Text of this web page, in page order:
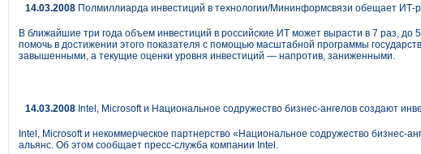
14.03.2008 Полмиллиарда инвестиций в технологии/Мининформсвязи обещает ИТ-
В ближайшие три года объем инвестиций в российские ИТ может вырасти в 7 раз,
помочь в достижении этого показателя с помощью масштабной программы
завышенными, а текущие оценки уровня инвестиций — напротив, заниженными.
14.03.2008 Intel, Microsoft и Национальное содружество бизнес-ангелов создают
Intel, Microsoft и некоммерческое партнерство «Национальное содружество бизнес-
альянс. Об этом сообщает пресс-служба компании Intel.